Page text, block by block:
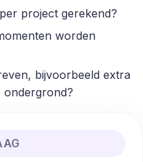
project gerekend?
worden
bijvoorbeeld extra
ondergrond?